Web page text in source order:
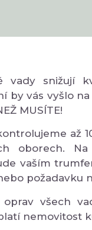
vady snižují
by vás vyšlo
MUSÍTE!
až
oborech. Na
vaším
požadavku
všech
nemovitost